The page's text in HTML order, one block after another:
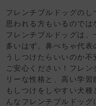
フレンチブルドッグの
思われる方もいるので
フレンチブルドッグは
多いはず。鼻ぺちゃ代
うしつけたらいいのか不
ご安心ください！フレ
リーな性格と、高い学
もしつけをしやすい犬
んなフレンチブルドッ